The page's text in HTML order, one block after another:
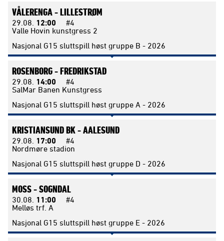
VÅLERENGA -LILLESTRØM
29.08. 12:00
#4
Valle Hovin kunstgress 2
Nasjonal G15 sluttspill høst gruppe B - 2026
ROSENBORG -FREDRIKSTAD
29.08. 14:00
#4
SalMar Banen Kunstgress
Nasjonal G15 sluttspill høst gruppe A - 2026
KRISTIANSUND BK -AALESUND
29.08. 17:00
#4
Nordmøre stadion
Nasjonal G15 sluttspill høst gruppe D - 2026
MOSS -SOGNDAL
30.08. 11:00
#4
Melløs trf. A
Nasjonal G15 sluttspill høst gruppe E - 2026